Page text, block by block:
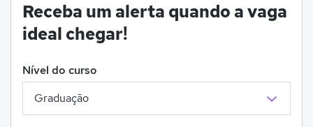
Receba um alerta quando a vaga
ideal chegar!
Nível do curso